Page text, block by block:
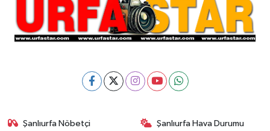
Şanlıurfa Nöbetçi
Şanlıurfa Hava Durumu